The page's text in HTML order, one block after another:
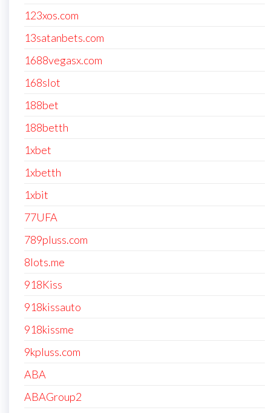
123xos.com
13satanbets.com
1688vegasx.com
168slot
188bet
188betth
1xbet
1xbetth
1xbit
77UFA
789pluss.com
8lots.me
918Kiss
918kissauto
918kissme
9kpluss.com
ABA
ABAGroup2